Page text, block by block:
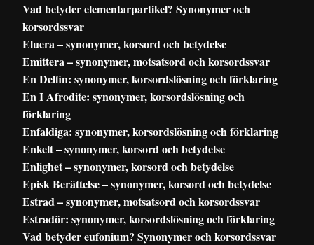
Vad betyder elementarpartikel? Synonymer och
korsordssvar
Eluera – synonymer, korsord och betydelse
Emittera – synonymer, motsatsord och korsordssvar
En Delfin: synonymer, korsordslösning och förklaring
En I Afrodite: synonymer, korsordslösning och
förklaring
Enfaldiga: synonymer, korsordslösning och förklaring
Enkelt – synonymer, korsord och betydelse
Enlighet – synonymer, korsord och betydelse
Episk Berättelse – synonymer, korsord och betydelse
Estrad – synonymer, motsatsord och korsordssvar
Estradör: synonymer, korsordslösning och förklaring
Vad betyder eufonium? Synonymer och korsordssvar